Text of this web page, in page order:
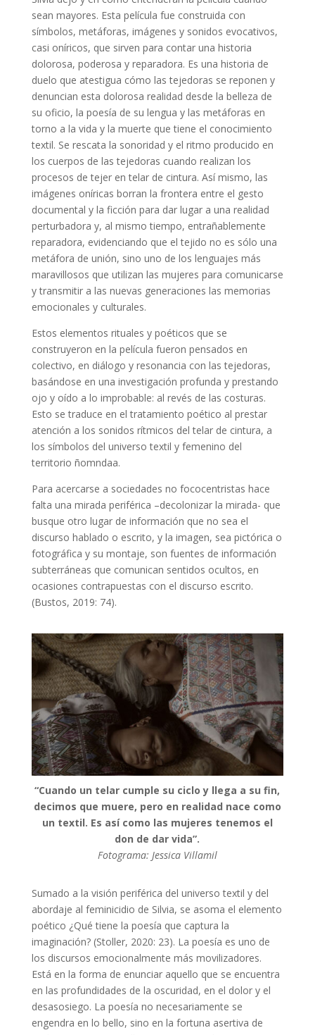
sean mayores. Esta película fue construida con
símbolos, metáforas, imágenes y sonidos evocativos,
casi oníricos, que sirven para contar una historia
dolorosa, poderosa y reparadora. Es una historia de
duelo que atestigua cómo las tejedoras se reponen y
denuncian esta dolorosa realidad desde la belleza de
su oficio, la poesía de su lengua y las metáforas en
torno a la vida y la muerte que tiene el conocimiento
textil. Se rescata la sonoridad y el ritmo producido en
los cuerpos de las tejedoras cuando realizan los
procesos de tejer en telar de cintura. Así mismo, las
imágenes oníricas borran la frontera entre el gesto
documental y la ficción para dar lugar a una realidad
perturbadora y, al mismo tiempo, entrañablemente
reparadora, evidenciando que el tejido no es sólo una
metáfora de unión, sino uno de los lenguajes más
maravillosos que utilizan las mujeres para comunicarse
y transmitir a las nuevas generaciones las memorias
emocionales y culturales.
Estos elementos rituales y poéticos que se
construyeron en la película fueron pensados en
colectivo, en diálogo y resonancia con las tejedoras,
basándose en una investigación profunda y prestando
ojo y oído a lo improbable: al revés de las costuras.
Esto se traduce en el tratamiento poético al prestar
atención a los sonidos rítmicos del telar de cintura, a
los símbolos del universo textil y femenino del
territorio ñomndaa.
Para acercarse a sociedades no fococentristas hace
falta una mirada periférica –decolonizar la mirada- que
busque otro lugar de información que no sea el
discurso hablado o escrito, y la imagen, sea pictórica o
fotográfica y su montaje, son fuentes de información
subterráneas que comunican sentidos ocultos, en
ocasiones contrapuestas con el discurso escrito.
(Bustos, 2019: 74).
“Cuando un telar cumple su ciclo y llega a su fin,
decimos que muere, pero en realidad nace como
un textil. Es así como las mujeres tenemos el
don de dar vida”.
Fotograma: Jessica Villamil
Sumado a la visión periférica del universo textil y del
abordaje al feminicidio de Silvia, se asoma el elemento
poético ¿Qué tiene la poesía que captura la
imaginación? (Stoller, 2020: 23). La poesía es uno de
los discursos emocionalmente más movilizadores.
Está en la forma de enunciar aquello que se encuentra
en las profundidades de la oscuridad, en el dolor y el
desasosiego. La poesía no necesariamente se
engendra en lo bello, sino en la fortuna asertiva de